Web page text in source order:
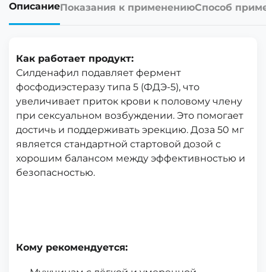
ОписаниеПоказания к применениюСпособ
Как работает продукт:
Силденафил подавляет фермент
фосфодиэстеразу типа 5 (ФДЭ-5), что
увеличивает приток крови к половому члену
при сексуальном возбуждении. Это помогает
достичь и поддерживать эрекцию. Доза 50 мг
является стандартной стартовой дозой с
хорошим балансом между эффективностью и
безопасностью.
Кому рекомендуется: